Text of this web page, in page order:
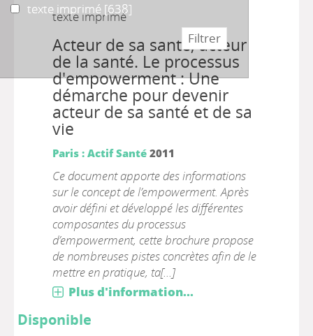
texte imprimé
Acteur de sa santé, acteur
de la santé. Le processus
d'empowerment : Une
démarche pour devenir
acteur de sa santé et de sa
vie
Paris : Actif Santé 2011
Ce document apporte des informations
sur le concept de l’empowerment. Après
avoir défini et développé les différentes
composantes du processus
d’empowerment, cette brochure propose
de nombreuses pistes concrètes afin de le
mettre en pratique, ta[...]
Plus d'information...
Disponible
texte imprimé
texte imprimé [638]